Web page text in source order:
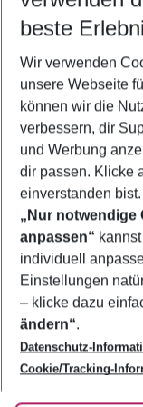
2 Erwachsene
Footer
Footer navigation
Über uns
AGB
Bestpreisgarantie
Cookie-
Cookie-Richtlinie
Agenturbetreuung
Barrierefreies Reisen
Folge uns
beste
Wir verwenden
unsere Webseite
können wir die
verbessern, dir
und Werbung
dir passen. Klicke
einverstanden
„Nur notwendige
anpassen“
individuell
Einstellungen
– klicke dazu
ändern“.
Datenschutz-
Cookie/Tracking-